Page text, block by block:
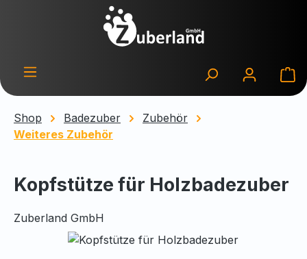
Zum Hauptinhalt springen
Shop Badezuber
Zubehör
Weiteres Zubehör
Kopfstütze für Holzbadezuber
Zuberland GmbH
Bildergalerie überspringen